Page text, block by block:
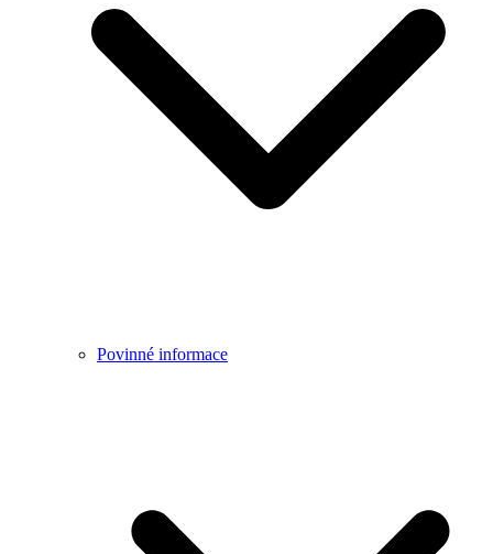
Povinné informace